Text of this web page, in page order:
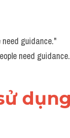
guidance."
need